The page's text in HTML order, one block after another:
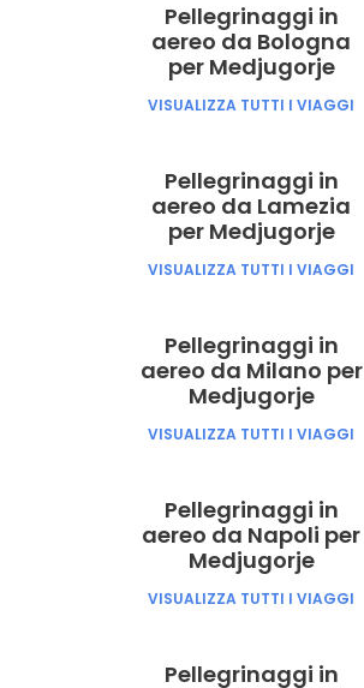
Pellegrinaggi in
aereo da Bologna
per Medjugorje
VISUALIZZA TUTTI I VIAGGI
Pellegrinaggi in
aereo da Lamezia
per Medjugorje
VISUALIZZA TUTTI I VIAGGI
Pellegrinaggi in
aereo da Milano per
Medjugorje
VISUALIZZA TUTTI I VIAGGI
Pellegrinaggi in
aereo da Napoli per
Medjugorje
VISUALIZZA TUTTI I VIAGGI
Pellegrinaggi in